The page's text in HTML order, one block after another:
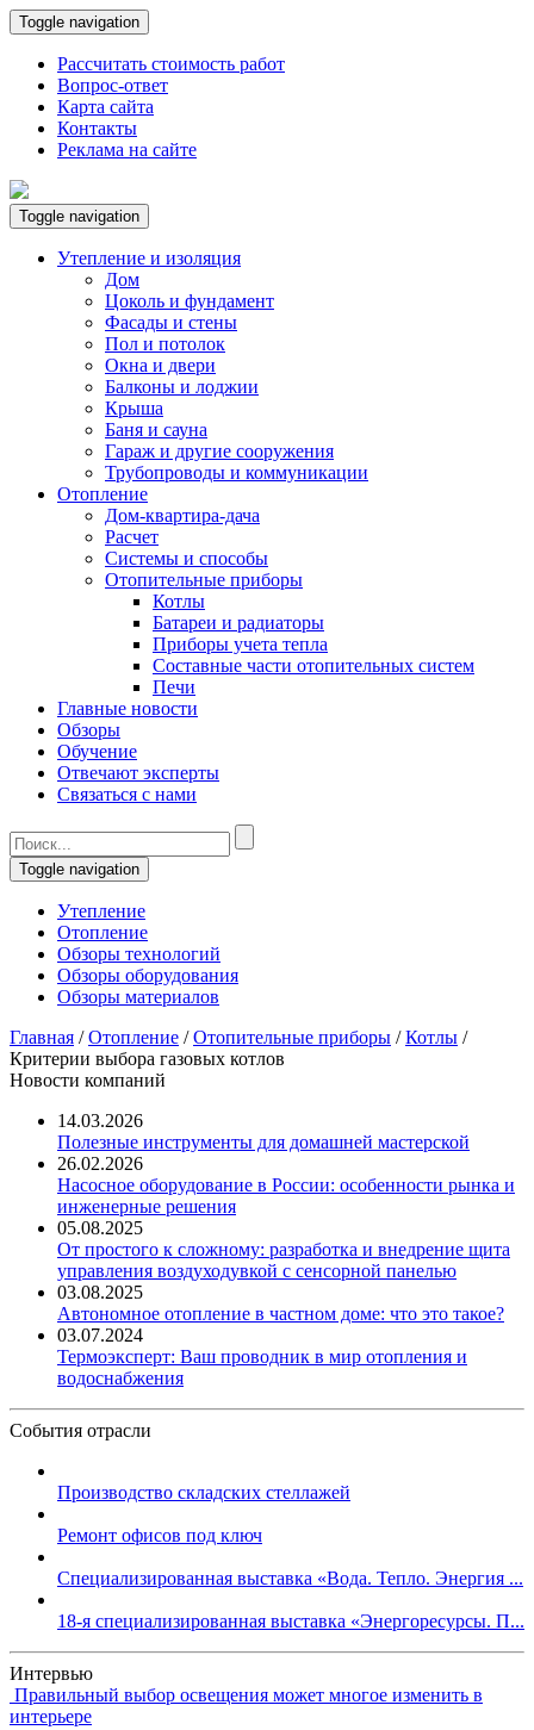
Toggle navigation
Рассчитать стоимость работ
Вопрос-ответ
Карта сайта
Контакты
Реклама на сайте
Toggle navigation
Утепление и изоляция
Дом
Цоколь и фундамент
Фасады и стены
Пол и потолок
Окна и двери
Балконы и лоджии
Крыша
Баня и сауна
Гараж и другие сооружения
Трубопроводы и коммуникации
Отопление
Дом-квартира-дача
Расчет
Системы и способы
Отопительные приборы
Котлы
Батареи и радиаторы
Приборы учета тепла
Составные части отопительных систем
Печи
Главные новости
Обзоры
Обучение
Отвечают эксперты
Связаться с нами
Toggle navigation
Утепление
Отопление
Обзоры технологий
Обзоры оборудования
Обзоры материалов
Главная /Отопление /Отопительные приборы /Котлы /
Критерии выбора газовых котлов
Новости компаний
14.03.2026
Полезные инструменты для домашней мастерской
26.02.2026
Насосное оборудование в России: особенности рынка и
инженерные решения
05.08.2025
От простого к сложному: разработка и внедрение щита
управления воздуходувкой с сенсорной панелью
03.08.2025
Автономное отопление в частном доме: что это такое?
03.07.2024
Термоэксперт: Ваш проводник в мир отопления и
водоснабжения
События отрасли
Производство складских стеллажей
Ремонт офисов под ключ
Специализированная выставка «Вода. Тепло. Энергия ...
18-я специализированная выставка «Энергоресурсы. П...
Интервью
Правильный выбор освещения может многое изменить в
интерьере